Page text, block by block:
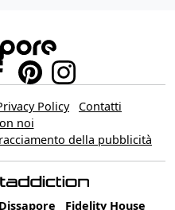
Policy
Contatti
noi
della pubblicità
Dissapore Fidelity House